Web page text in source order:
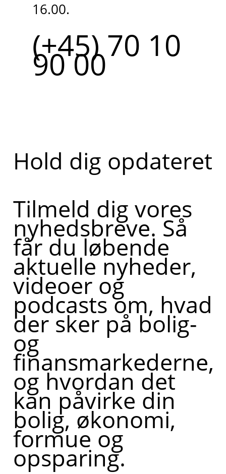
16.00.
(+45) 70 10
90 00
Hold dig opdateret
Tilmeld dig vores
nyhedsbreve. Så
får du løbende
aktuelle nyheder,
videoer og
podcasts om, hvad
der sker på bolig-
og
finansmarkederne,
og hvordan det
kan påvirke din
bolig, økonomi,
formue og
opsparing.